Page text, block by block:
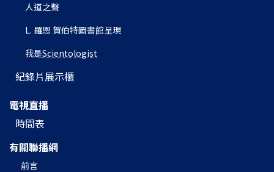
人道之聲
L. 羅恩 賀伯特圖書館呈現
我是Scientologist
紀錄片展示櫃
電視直播
時間表
有關聯播網
前言